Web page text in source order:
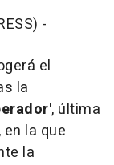
-
el
la
, última
en la que
la